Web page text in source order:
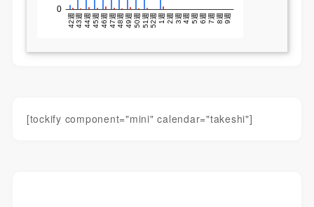
[tockify component="mini" calendar="takeshi"]